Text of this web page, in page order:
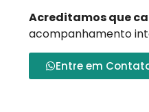
Acreditamos que
acompanhamento
Entre em